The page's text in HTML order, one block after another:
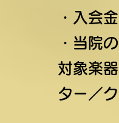
・入会
・当院
対象楽器
ター／